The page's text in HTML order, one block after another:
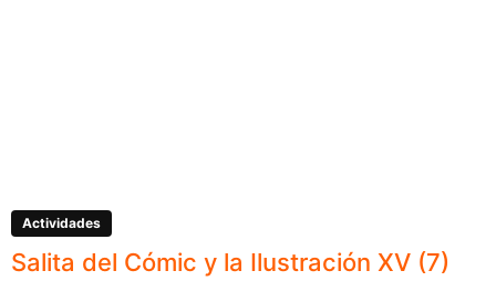
Actividades
Salita del Cómic y la Ilustración XV (7)